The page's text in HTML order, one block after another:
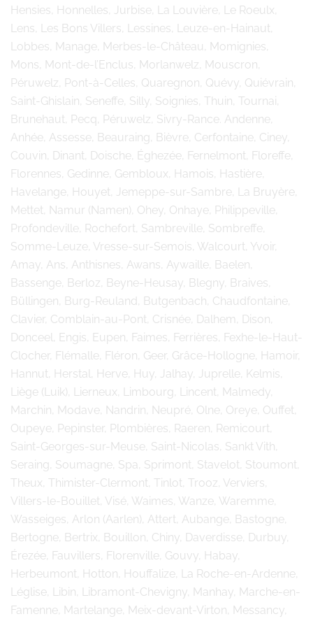
Hensies, Honnelles, Jurbise, La Louvière, Le Roeulx,
Lens, Les Bons Villers, Lessines, Leuze-en-Hainaut,
Lobbes, Manage, Merbes-le-Château, Momignies,
Mons, Mont-de-l’Enclus, Morlanwelz, Mouscron,
Péruwelz, Pont-à-Celles, Quaregnon, Quévy, Quiévrain,
Saint-Ghislain, Seneffe, Silly, Soignies, Thuin, Tournai,
Brunehaut, Pecq, Péruwelz, Sivry-Rance. Andenne,
Anhée, Assesse, Beauraing, Bièvre, Cerfontaine, Ciney,
Couvin, Dinant, Doische, Éghezée, Fernelmont, Floreffe,
Florennes, Gedinne, Gembloux, Hamois, Hastière,
Havelange, Houyet, Jemeppe-sur-Sambre, La Bruyère,
Mettet, Namur (Namen), Ohey, Onhaye, Philippeville,
Profondeville, Rochefort, Sambreville, Sombreffe,
Somme-Leuze, Vresse-sur-Semois, Walcourt, Yvoir,
Amay, Ans, Anthisnes, Awans, Aywaille, Baelen,
Bassenge, Berloz, Beyne-Heusay, Blegny, Braives,
Büllingen, Burg-Reuland, Butgenbach, Chaudfontaine,
Clavier, Comblain-au-Pont, Crisnée, Dalhem, Dison,
Donceel, Engis, Eupen, Faimes, Ferrières, Fexhe-le-Haut-
Clocher, Flémalle, Fléron, Geer, Grâce-Hollogne, Hamoir,
Hannut, Herstal, Herve, Huy, Jalhay, Juprelle, Kelmis,
Liège (Luik), Lierneux, Limbourg, Lincent, Malmedy,
Marchin, Modave, Nandrin, Neupré, Olne, Oreye, Ouffet,
Oupeye, Pepinster, Plombières, Raeren, Remicourt,
Saint-Georges-sur-Meuse, Saint-Nicolas, Sankt Vith,
Seraing, Soumagne, Spa, Sprimont, Stavelot, Stoumont,
Theux, Thimister-Clermont, Tinlot, Trooz, Verviers,
Villers-le-Bouillet, Visé, Waimes, Wanze, Waremme,
Wasseiges, Arlon (Aarlen), Attert, Aubange, Bastogne,
Bertogne, Bertrix, Bouillon, Chiny, Daverdisse, Durbuy,
Érezée, Fauvillers, Florenville, Gouvy, Habay,
Herbeumont, Hotton, Houffalize, La Roche-en-Ardenne,
Léglise, Libin, Libramont-Chevigny, Manhay, Marche-en-
Famenne, Martelange, Meix-devant-Virton, Messancy,